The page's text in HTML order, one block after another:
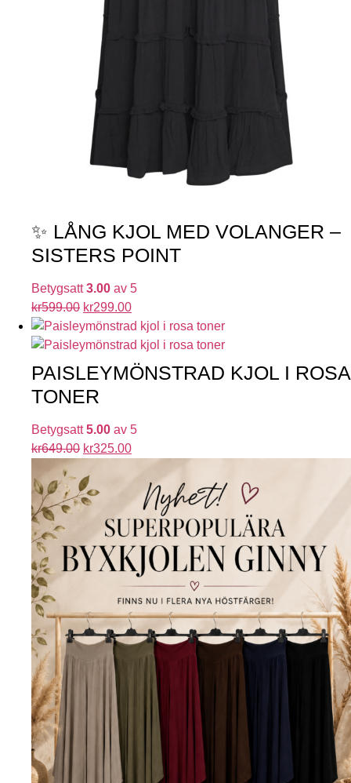
✨ LÅNG KJOL MED VOLANGER –
SISTERS POINT
Betygsatt3.00 av 5
kr599.00 kr299.00
PAISLEYMÖNSTRAD KJOL I ROSA
TONER
Betygsatt5.00 av 5
kr649.00 kr325.00